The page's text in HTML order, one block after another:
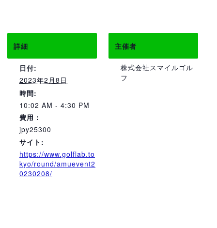
詳細
日付:
2023年2月8日
時間:
10:02 AM - 4:30 PM
費用：
jpy25300
サイト:
https://www.golflab.to
kyo/round/amuevent2
0230208/
主催者
株式会社スマイルゴル
フ